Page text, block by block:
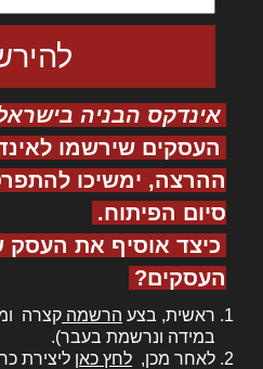
אינדקס הבניה
העסקים שירשמו
ההרצה, ימשיכו
סיום הפיתוח.
כיצד אוסיף את העסק
העסקים?
ראשית, בצע הרשמה קצרה
במידה ונרשמת בעבר).
לאחר מכן, לחץ כאן ליצירת